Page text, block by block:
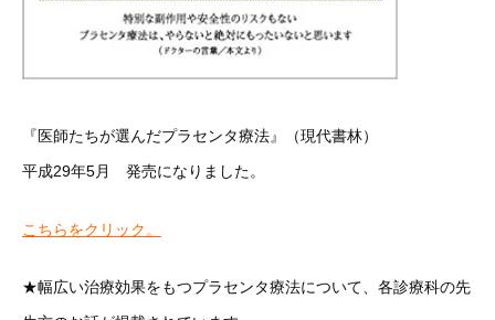
『医師たちが選んだプラセンタ療法』（現代書林）
平成29年5月 発売になりました。
こちらをクリック。
★幅広い治療効果をもつプラセンタ療法について、各診療科の先